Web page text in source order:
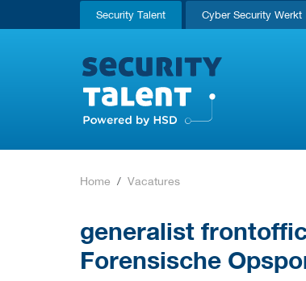
Security Talent Cyber Security Werkt
Home Vacatures
generalist
Forensische